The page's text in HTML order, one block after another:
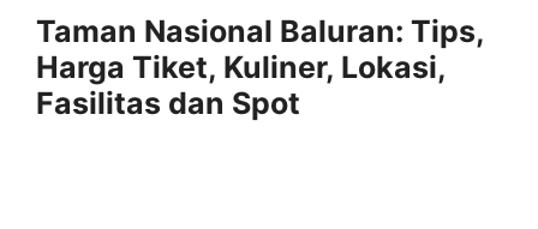
Taman Nasional Baluran: Tips,
Harga Tiket, Kuliner, Lokasi,
Fasilitas dan Spot